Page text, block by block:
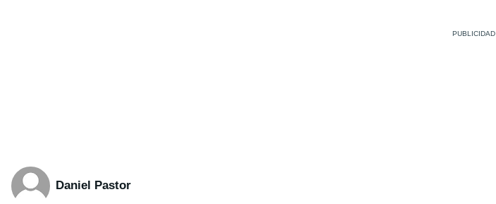
Daniel Pastor